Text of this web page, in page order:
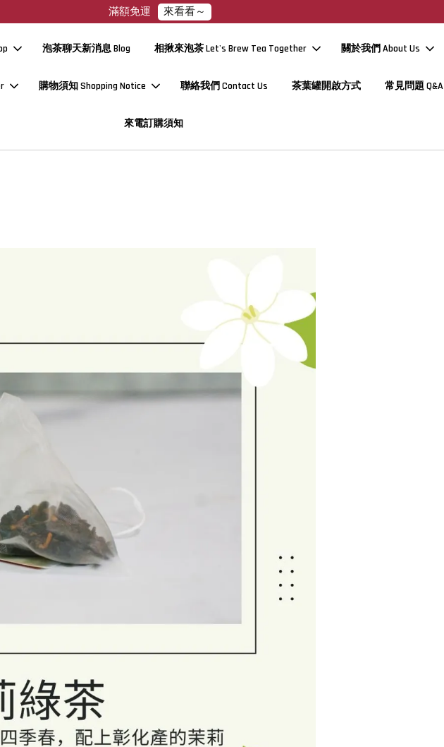
暫無貨到付款服務，請見諒
泡茶聊天新消息 Blog 相揪來泡茶 Let's Brew Tea Together 關於我們 About Us
購物須知 Shopping Notice 聯絡我們 Contact Us 茶葉罐開啟方式 常見問題 Q&A
來電訂購須知